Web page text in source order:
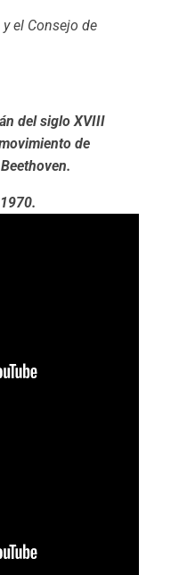
el Consejo de
del siglo XVIII
de
Beethoven.